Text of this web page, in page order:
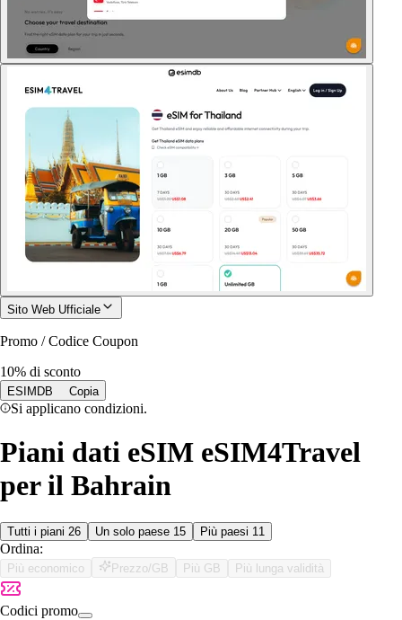
Sito Web Ufficiale
Promo / Codice Coupon
10% di sconto
ESIMDB Copia
Si applicano condizioni.
Piani dati eSIM eSIM4Travel
per il Bahrain
Tutti i piani 26 Un solo paese 15 Più paesi 11
Ordina:
Più economico Prezzo/GB Più GB Più lunga validità
Codici promo